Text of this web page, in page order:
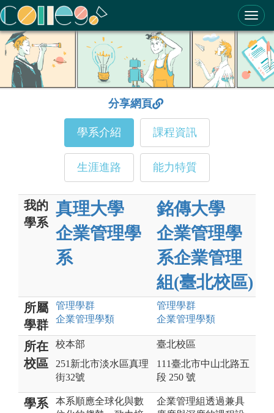
ColleGo! 大學選才與高中育才輔助系統
分享網頁
學系介紹 課程資訊
生涯進路 能力特質
我的
學系
真理大學
企業管理學
系
銘傳大學
企業管理學
系企業管理
組(臺北校區)
所屬
學群
管理學群
企業管理學類
管理學群
企業管理學類
所在
校區
校本部
251新北市淡水區真理
街32號
臺北校區
111臺北市中山北路五
段 250 號
學系
本系順應全球化與數
企業管理組透過兼具